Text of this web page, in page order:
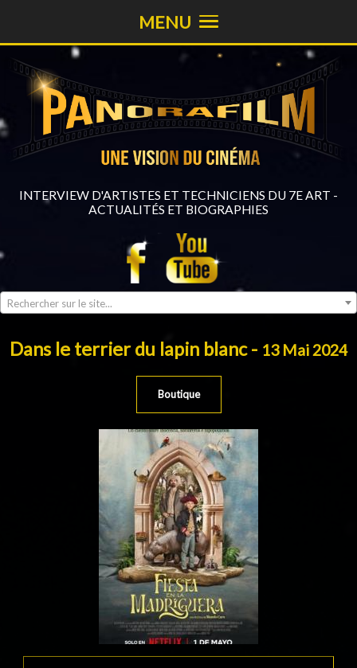
INTERVIEW D'ARTISTES ET TECHNICIENS DU 7E ART -
ACTUALITÉS ET BIOGRAPHIES
Rechercher sur le site...
MENU
Dans le terrier du lapin blanc - 13 Mai 2024
Boutique